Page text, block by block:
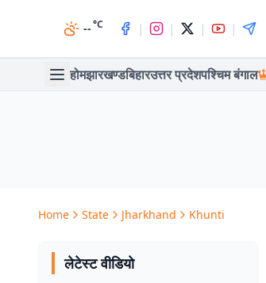
--°C | | | |
होमझारखण्डबिहारउत्तर प्रदेशपश्चिम बंगाल
Home State Jharkhand Khunti
लेटेस्ट वीडियो